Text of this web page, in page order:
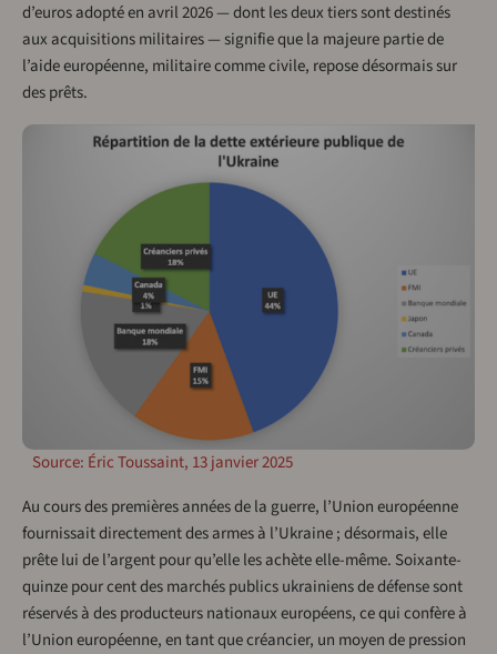
d’euros adopté en avril 2026 — dont les deux tiers sont destinés
aux acquisitions militaires — signifie que la majeure partie de
l’aide européenne, militaire comme civile, repose désormais sur
des prêts.
Source: Éric Toussaint, 13 janvier 2025
Au cours des premières années de la guerre, l’Union européenne
fournissait directement des armes à l’Ukraine ; désormais, elle
prête lui de l’argent pour qu’elle les achète elle-même. Soixante-
quinze pour cent des marchés publics ukrainiens de défense sont
réservés à des producteurs nationaux européens, ce qui confère à
l’Union européenne, en tant que créancier, un moyen de pression